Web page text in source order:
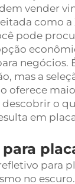
vender
como
pode
negócios.
mas a
oferece
o
em
para
no